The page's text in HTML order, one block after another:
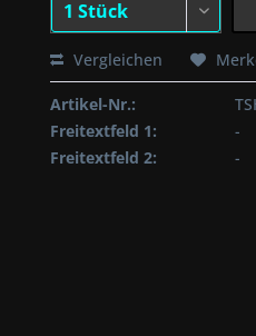
Vergleichen
Artikel-Nr.:
Freitextfeld 1:
-
Freitextfeld 2:
-